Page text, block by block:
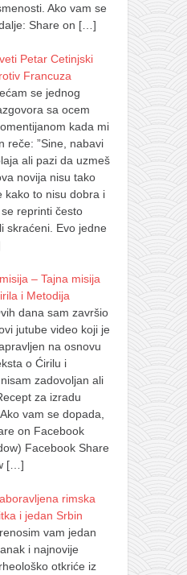
Ako vam se
Share on […]
Petar Cetinjski
Francuza
se jednog
sa ocem
kada mi
reče: ”Sine, nabavi
ali pazi da uzmeš
novija nisu tako
kako to nisu dobra i
reprinti često
skraćeni. Evo jedne
– Tajna misija
i Metodija
dana sam završio
jutube video koji je
na osnovu
o Ćirilu i
zadovoljan ali
za izradu
vam se dopada,
on Facebook
Facebook Share
[…]
rimska
i jedan Srbin
vam jedan
i najnovije
otkriće iz